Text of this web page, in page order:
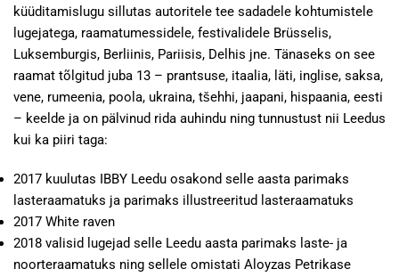
küüditamislugu sillutas autoritele tee sadadele kohtumistele
lugejatega, raamatumessidele, festivalidele Brüsselis,
Luksemburgis, Berliinis, Pariisis, Delhis jne. Tänaseks on see
raamat tõlgitud juba 13 – prantsuse, itaalia, läti, inglise, saksa,
vene, rumeenia, poola, ukraina, tšehhi, jaapani, hispaania, eesti
– keelde ja on pälvinud rida auhindu ning tunnustust nii Leedus
kui ka piiri taga:
2017 kuulutas IBBY Leedu osakond selle aasta parimaks
lasteraamatuks ja parimaks illustreeritud lasteraamatuks
2017 White raven
2018 valisid lugejad selle Leedu aasta parimaks laste- ja
noorteraamatuks ning sellele omistati Aloyzas Petrikase